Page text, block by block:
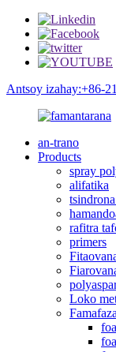
Antsoy izahay:+86-
an-trano
Products
spray
alifatika
rafitra
primers
Loko